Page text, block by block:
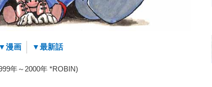
▼漫画 ▼最新話
年～2000年 *ROBIN)